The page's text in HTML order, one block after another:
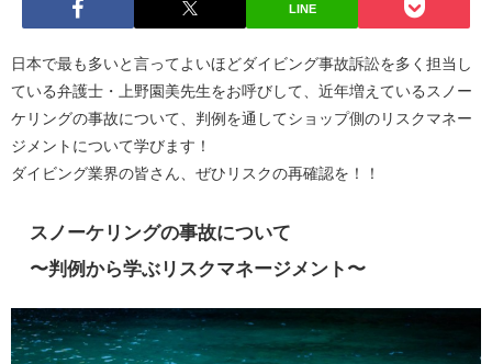
LINE
日本で最も多いと言ってよいほどダイビング事故訴訟を多く担当し
ている弁護士・上野園美先生をお呼びして、近年増えているスノー
ケリングの事故について、判例を通してショップ側のリスクマネー
ジメントについて学びます！
ダイビング業界の皆さん、ぜひリスクの再確認を！！
スノーケリングの事故について
〜判例から学ぶリスクマネージメント〜